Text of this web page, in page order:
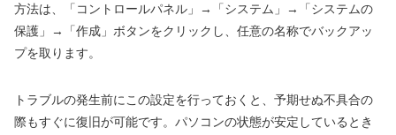
方法は、「コントロールパネル」→「システム」→「システムの
保護」→「作成」ボタンをクリックし、任意の名称でバックアッ
プを取ります。
トラブルの発生前にこの設定を行っておくと、予期せぬ不具合の
際もすぐに復旧が可能です。パソコンの状態が安定しているとき